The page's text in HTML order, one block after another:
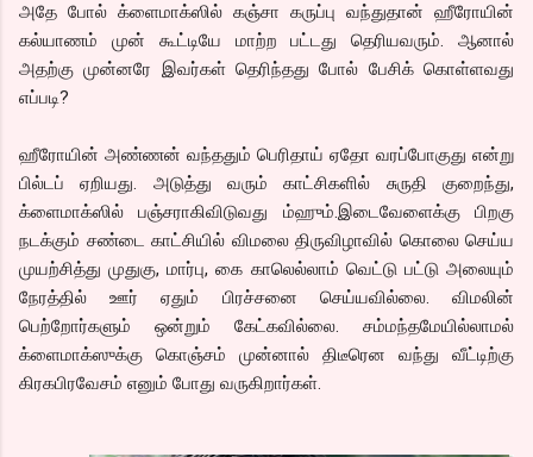
அதே போல் க்ளைமாக்ஸில் கஞ்சா கருப்பு வந்துதான் ஹீரோயின்
கல்யாணம் முன் கூட்டியே மாற்ற பட்டது தெரியவரும். ஆனால்
அதற்கு முன்னரே இவர்கள் தெரிந்தது போல் பேசிக் கொள்ளவது
எப்படி?
ஹீரோயின் அண்ணன் வந்ததும் பெரிதாய் ஏதோ வரப்போகுது என்று
பில்டப் ஏறியது. அடுத்து வரும் காட்சிகளில் சுருதி குறைந்து,
க்ளைமாக்ஸில் பஞ்சராகிவிடுவது ம்ஹும்.இடைவேளைக்கு பிறகு
நடக்கும் சண்டை காட்சியில் விமலை திருவிழாவில் கொலை செய்ய
முயற்சித்து முதுகு, மார்பு, கை காலெல்லாம் வெட்டு பட்டு அலையும்
நேரத்தில் ஊர் ஏதும் பிரச்சனை செய்யவில்லை. விமலின்
பெற்றோர்களும் ஒன்றும் கேட்கவில்லை. சம்மந்தமேயில்லாமல்
க்ளைமாக்ஸுக்கு கொஞ்சம் முன்னால் திடீரென வந்து வீட்டிற்கு
கிரகபிரவேசம் எனும் போது வருகிறார்கள்.